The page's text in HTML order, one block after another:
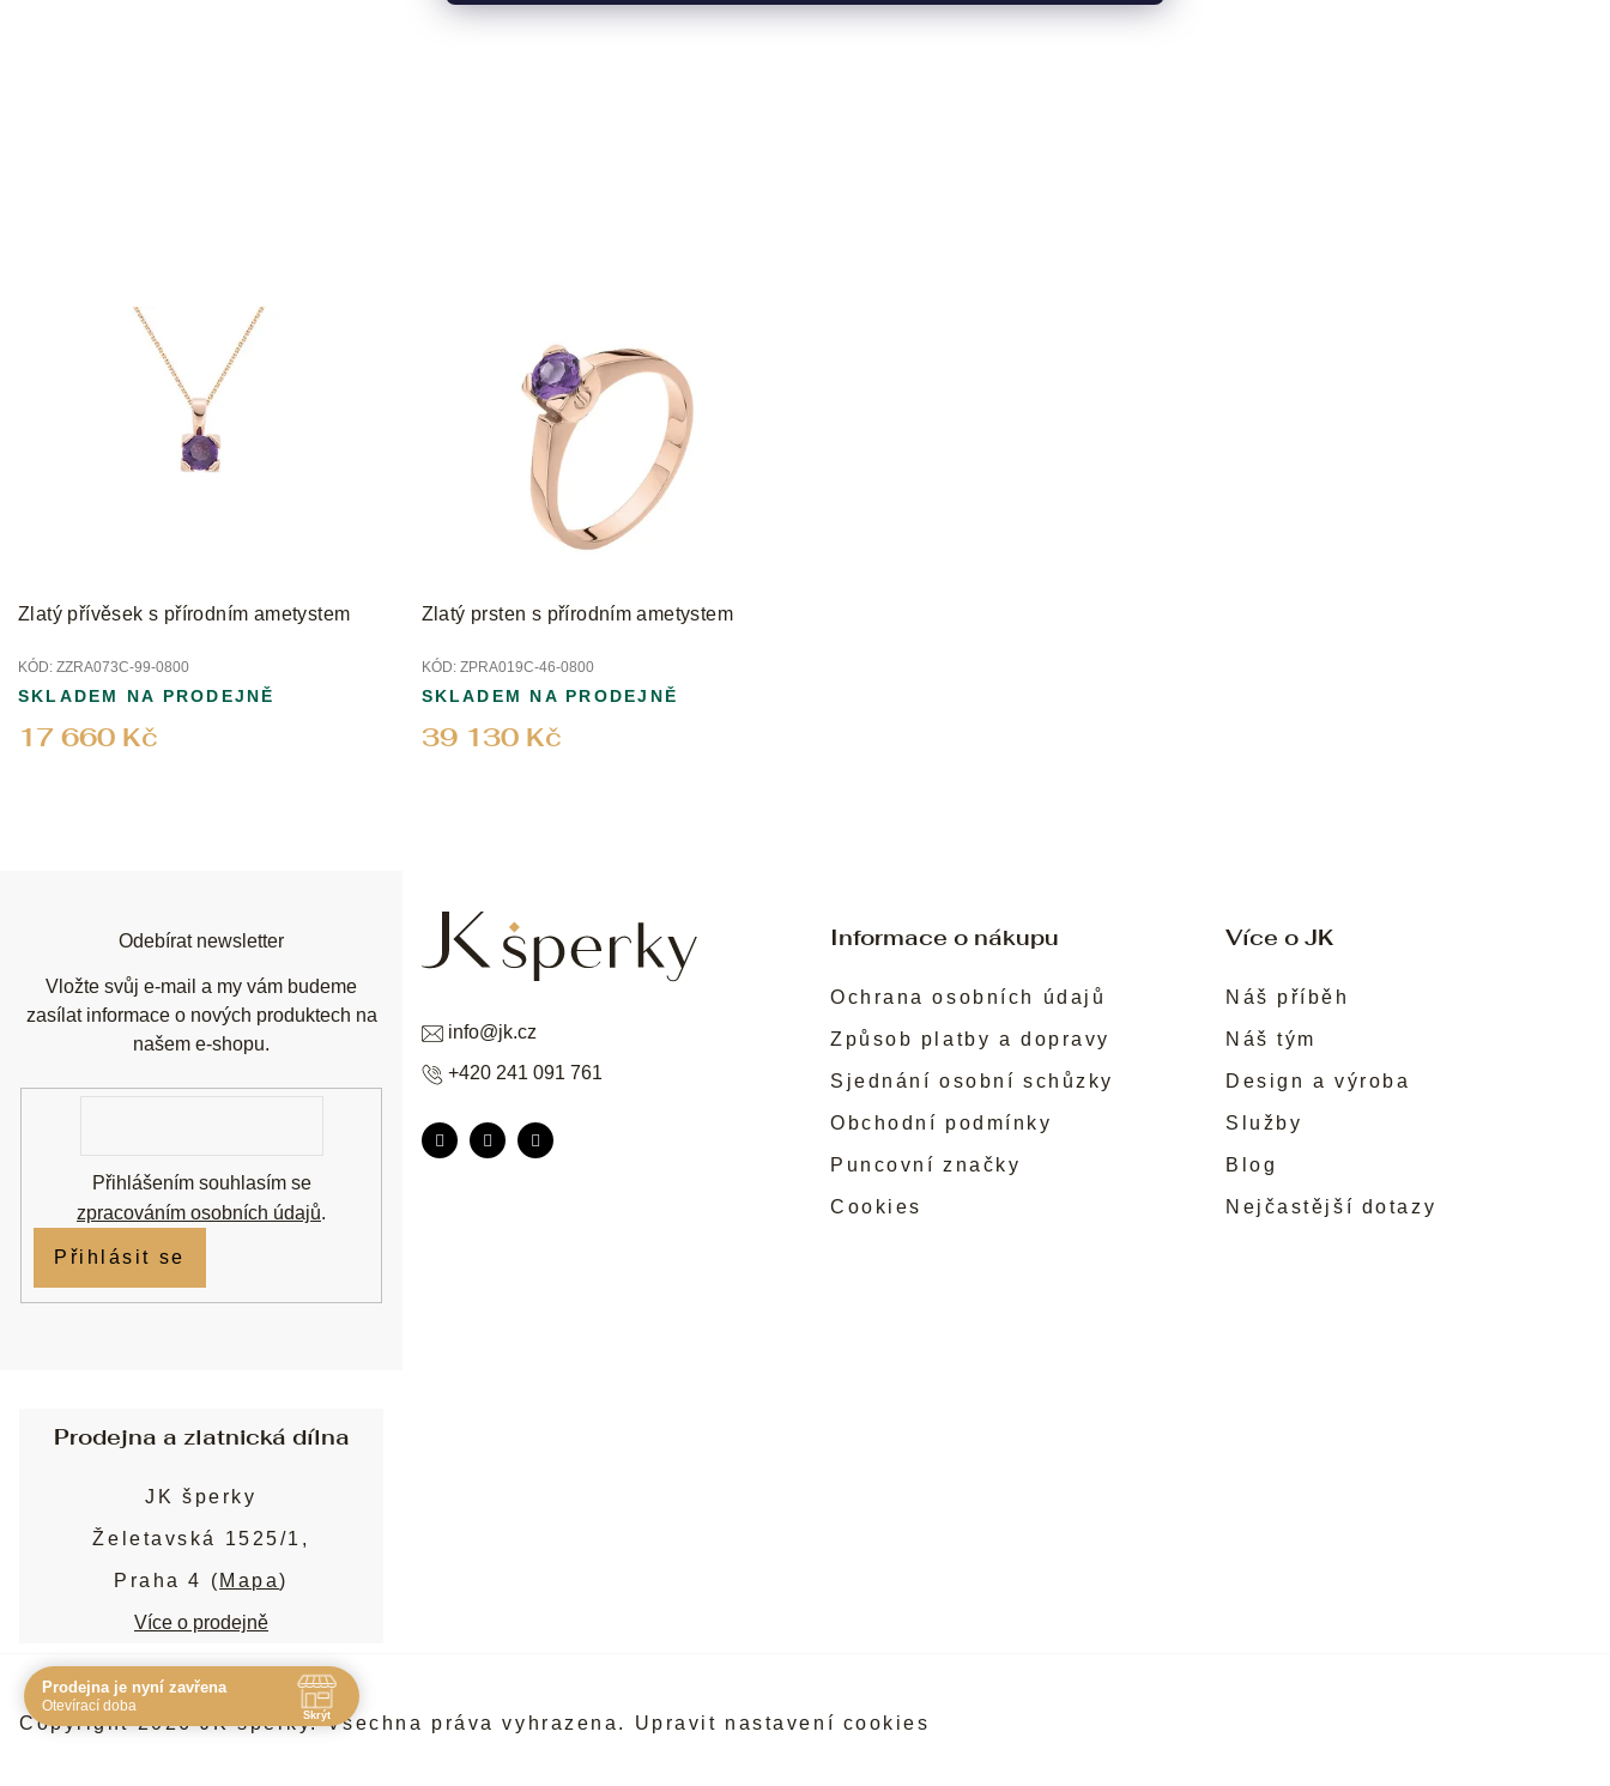
Zlatý přívěsek s přírodním ametystem
KÓD: ZZRA073C-99-0800
17 660 Kč
SKLADEM NA PRODEJNĚ
Zlatý prsten s přírodním ametystem
KÓD: ZPRA019C-46-0800
39 130 Kč
SKLADEM NA PRODEJNĚ
Informace o nákupu
Ochrana osobních údajů
Způsob platby a dopravy
Sjednání osobní schůzky
Obchodní podmínky
Puncovní značky
Cookies
Více o JK
Náš příběh
Náš tým
Design a výroba
Služby
Blog
Nejčastější dotazy
info@jk.cz
+420 241 091 761
Odebírat newsletter
Vložte svůj e-mail a my vám budeme
zasílat informace o nových produktech na
našem e-shopu.
Přihlášením souhlasím se
zpracováním osobních údajů.
Přihlásit se
Prodejna a zlatnická dílna
JK šperky
Želetavská 1525/1,
Praha 4 ( Mapa)
Více o prodejně
Copyright 2026JK šperky. Všechna práva vyhrazena. Upravit nastavení cookies
Prodejna je nyní zavřena
Otevírací doba
Skrýt
Navštivte nás osobně
Čas Pauza